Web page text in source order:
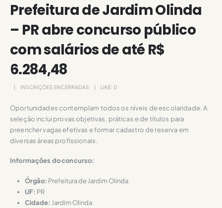
Prefeitura de Jardim Olinda
– PR abre concurso público
com salários de até R$
6.284,48
INSCRIÇÕES ENCERRADAS LIKE: 0
Oportunidades contemplam todos os níveis de escolaridade. A
seleção inclui provas objetivas, práticas e de títulos para
preencher vagas efetivas e formar cadastro de reserva em
diversas áreas profissionais.
Informações do concurso:
Órgão: Prefeitura de Jardim Olinda
UF: PR
Cidade: Jardim Olinda